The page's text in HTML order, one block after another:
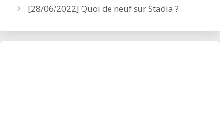
[28/06/2022] Quoi de neuf sur Stadia ?